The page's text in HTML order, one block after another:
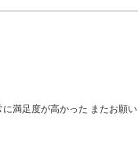
満足度が高かった またお願い